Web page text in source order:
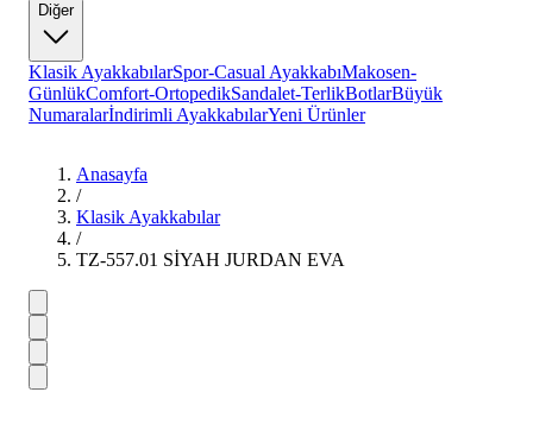
Diğer
Klasik AyakkabılarSpor-Casual AyakkabıMakosen-
GünlükComfort-OrtopedikSandalet-TerlikBotlarBüyük
Numaralarİndirimli AyakkabılarYeni Ürünler
Anasayfa
/
Klasik Ayakkabılar
/
TZ-557.01 SİYAH JURDAN EVA